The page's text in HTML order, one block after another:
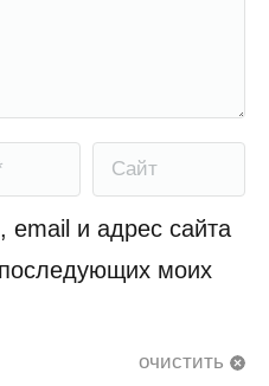
Сайт
email и адрес сайта
моих
очистить